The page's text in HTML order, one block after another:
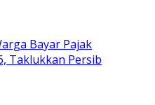
Bayar Pajak
Taklukkan Persib